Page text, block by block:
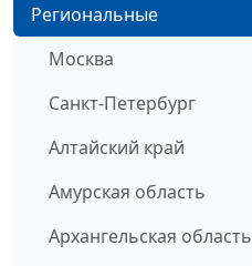
Региональные
Москва
Санкт-Петербург
Алтайский край
Амурская область
Архангельская область